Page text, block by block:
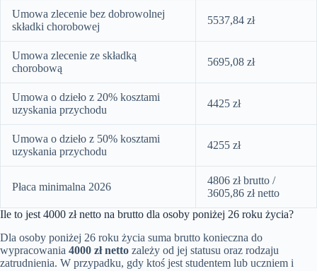
Umowa zlecenie bez dobrowolnej
składki chorobowej
5537,84 zł
Umowa zlecenie ze składką
chorobową
5695,08 zł
Umowa o dzieło z 20% kosztami
uzyskania przychodu
4425 zł
Umowa o dzieło z 50% kosztami
uzyskania przychodu
4255 zł
Płaca minimalna 2026
4806 zł brutto /
3605,86 zł netto
Ile to jest 4000 zł netto na brutto dla osoby poniżej 26 roku życia?
Dla osoby poniżej 26 roku życia suma brutto konieczna do
wypracowania 4000 zł netto zależy od jej statusu oraz rodzaju
zatrudnienia. W przypadku, gdy ktoś jest studentem lub uczniem i